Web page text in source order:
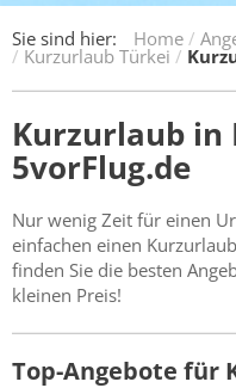
Sie sind hier: Home
Kurzurlaub Türkei
Kurzurlaub
5vorFlug.de
Nur wenig Zeit für einen
einfachen einen
finden Sie die besten
kleinen Preis!
Top-Angebote für